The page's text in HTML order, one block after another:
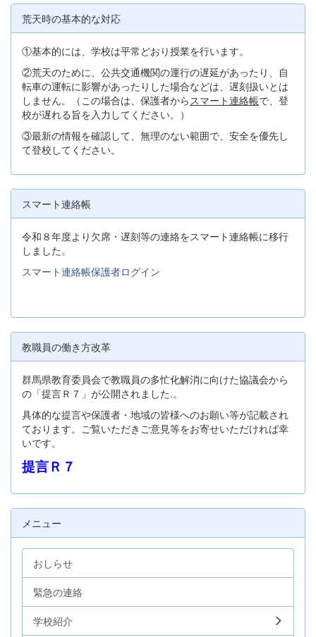
荒天時の基本的な対応
①基本的には、学校は平常どおり授業を行います。
②荒天のために、公共交通機関の運行の遅延があったり、自
転車の運転に影響があったりした場合などは、遅刻扱いとは
しません。（この場合は、保護者からスマート連絡帳で、登
校が遅れる旨を入力してください。）
③最新の情報を確認して、無理のない範囲で、安全を優先し
て登校してください。
スマート連絡帳
令和８年度より欠席・遅刻等の連絡をスマート連絡帳に移行
しました。
スマート連絡帳保護者ログイン
教職員の働き方改革
群馬県教育委員会で教職員の多忙化解消に向けた協議会から
の「提言Ｒ７」が公開されました.。
具体的な提言や保護者・地域の皆様へのお願い等が記載され
ております。ご覧いただきご意見等をお寄せいただければ幸
いです。
提言Ｒ７
メニュー
おしらせ
緊急の連絡
学校紹介